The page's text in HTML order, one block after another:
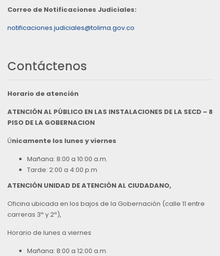
Correo de Notificaciones Judiciales:
notificaciones.judiciales@tolima.gov.co
Contáctenos
Horario de atención
ATENCIÓN AL PÚBLICO EN LAS INSTALACIONES DE LA SECD – 8
PISO DE LA GOBERNACION
Únicamente los lunes y viernes
Mañana: 8:00 a 10:00 a.m.
Tarde: 2:00 a 4:00 p.m
ATENCIÓN UNIDAD DE ATENCIÓN AL CIUDADANO,
Oficina ubicada en los bajos de la Gobernación (calle 11 entre
carreras 3ª y 2ª),
Horario de lunes a viernes
Mañana: 8:00 a 12:00 a.m.